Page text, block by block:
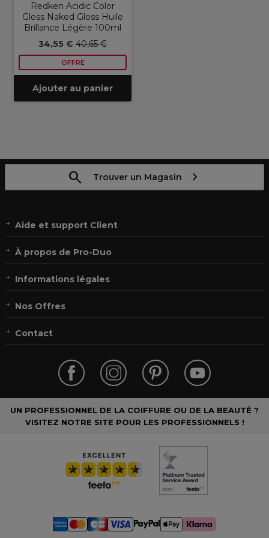
Redken Acidic Color
Gloss Naked Gloss Huile
Brillance Légère 100ml
34,55 € 40,65 €
OFFRE
Ajouter au panier
Trouver un Magasin
Aide et support Client
À propos de Pro-Duo
Informations légales
Nos Offres
Contact
UN PROFESSIONNEL DE LA COIFFURE OU DE LA BEAUTÉ ?
VISITEZ NOTRE SITE POUR LES PROFESSIONNELS !